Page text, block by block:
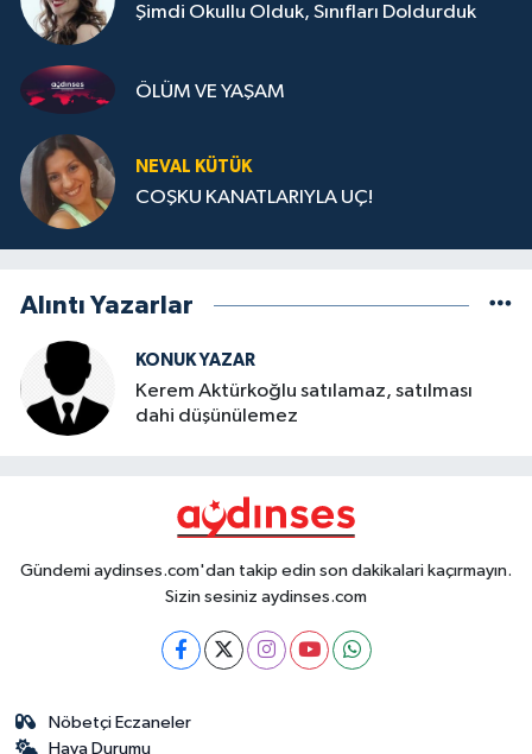
Şimdi Okullu Olduk, Sınıfları Doldurduk
ÖLÜM VE YAŞAM
NEVAL KÜTÜK
COŞKU KANATLARIYLA UÇ!
Alıntı Yazarlar
KONUK YAZAR
Kerem Aktürkoğlu satılamaz, satılması
dahi düşünülemez
Gündemi aydinses.com'dan takip edin son dakikalari kaçırmayın.
Sizin sesiniz aydinses.com
Nöbetçi Eczaneler
Hava Durumu